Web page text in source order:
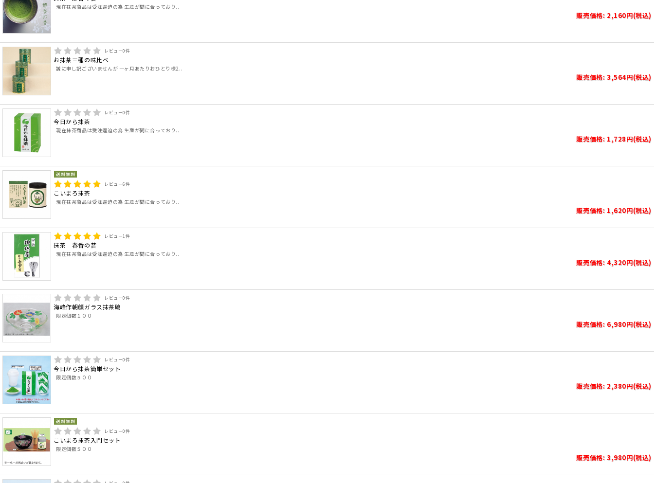
現在抹茶商品は受注逼迫の為 生産が間に合っており..
販売価格: 2,160円(税込)
レビュー0件
お抹茶三種の味比べ
誠に申し訳ございませんが 一ヶ月あたりおひとり様2..
販売価格: 3,564円(税込)
レビュー0件
今日から抹茶
現在抹茶商品は受注逼迫の為 生産が間に合っており..
販売価格: 1,728円(税込)
レビュー6件
こいまろ抹茶
現在抹茶商品は受注逼迫の為 生産が間に合っており..
販売価格: 1,620円(税込)
レビュー1件
抹茶 春香の昔
現在抹茶商品は受注逼迫の為 生産が間に合っており..
販売価格: 4,320円(税込)
レビュー0件
海峰作朝顔ガラス抹茶碗
限定個数１００
販売価格: 6,980円(税込)
レビュー0件
今日から抹茶簡単セット
限定個数５００
販売価格: 2,380円(税込)
レビュー0件
こいまろ抹茶入門セット
限定個数５００
販売価格: 3,980円(税込)